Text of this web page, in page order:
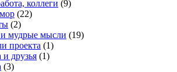
коллеги (9)
(22)
(2)
мудрые мысли (19)
проекта (1)
друзья (1)
(3)